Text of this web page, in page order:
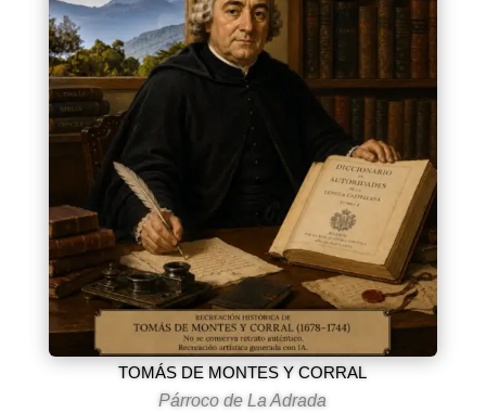
TOMÁS DE MONTES Y CORRAL
Párroco de La Adrada